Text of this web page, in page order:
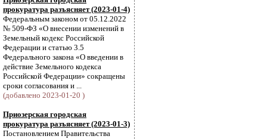
прокуратура разъясняет (2023-01-4)
Федеральным законом от 05.12.2022
№ 509-ФЗ «О внесении изменений в
Земельный кодекс Российской
Федерации и статью 3.5
Федерального закона «О введении в
действие Земельного кодекса
Российской Федерации» сокращены
сроки согласования и ...
(добавлено 2023-01-20 )
Приозерская городская
прокуратура разъясняет (2023-01-3)
Постановлением Правительства